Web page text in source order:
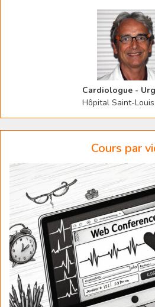
Cardiologue -
Hôpital Saint-Louis
Cours par